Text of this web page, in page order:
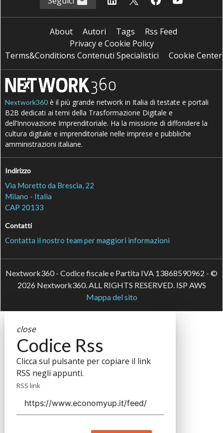
About Autori Tags
Rss Feed
Privacy e Cookie Policy
Terms&Conditions Contenuti Specialistici
Cookie Center
Nextwork360 è il più grande network in Italia di testate e portali
B2B dedicati ai temi della Trasformazione Digitale e
dell’Innovazione Imprenditoriale. Ha la missione di diffondere la
cultura digitale e imprenditoriale nelle imprese e pubbliche
amministrazioni italiane.
Indirizzo
Via Moretto da Brescia, 22
Milano - Italia
CAP 20133
Contatti
Contatta il nostro team per maggiori informazioni
Nextwork360 - Codice fiscale e Partita IVA 13868590962 - ©
2026 Nextwork360. ALL RIGHTS RESERVED. ISP AWS
Mappa del sito
close
Codice Rss
Clicca sul pulsante per copiare il link
RSS negli appunti.
RSS link